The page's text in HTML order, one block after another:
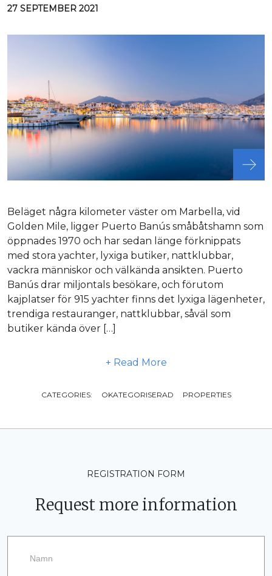
27 SEPTEMBER 2021
Beläget några kilometer väster om Marbella, vid
Golden Mile, ligger Puerto Banús småbåtshamn som
öppnades 1970 och har sedan länge förknippats
med stora yachter, lyxiga butiker, nattklubbar,
vackra människor och välkända ansikten. Puerto
Banús drar miljontals besökare, och förutom
kajplatser för 915 yachter finns det lyxiga lägenheter,
trendiga restauranger, nattklubbar, såväl som
butiker kända över […]
+ Read More
CATEGORIES: OKATEGORISERAD PROPERTIES
REGISTRATION FORM
Request more information